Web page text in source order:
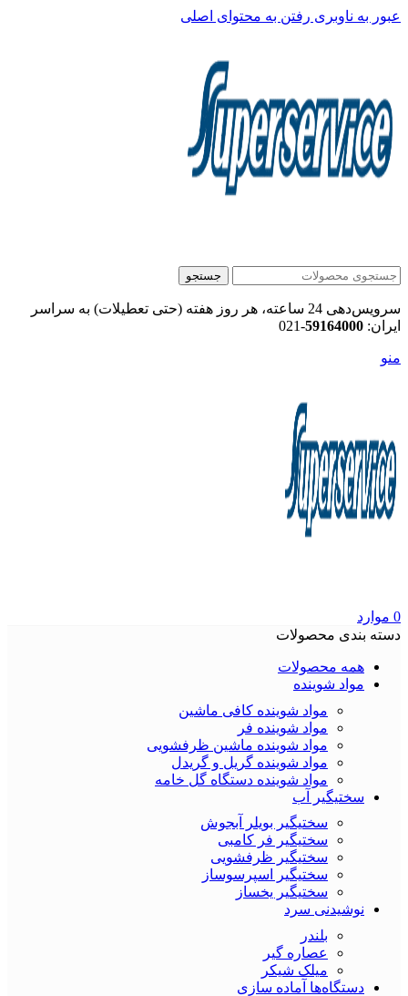
عبور به ناوبری رفتن به محتوای اصلی
جستجو
سرویس‌دهی 24 ساعته، هر روز هفته (حتی تعطیلات) به سراسر
ایران: 59164000
-021
منو
0 موارد
دسته بندی محصولات
همه محصولات
مواد شوینده
مواد شوینده کافی ماشین
مواد شوینده فر
مواد شوینده ماشین ظرفشویی
مواد شوینده گریل و گریدل
مواد شوینده دستگاه گل خامه
سختیگیر آب
سختیگیر بویلر آبجوش
سختیگیر فر کامبی
سختیگیر ظرفشویی
سختیگیر اسپرسوساز
سختیگیر یخساز
نوشیدنی سرد
بلندر
عصاره گیر
میلک شیکر
دستگاه‌ها آماده سازی